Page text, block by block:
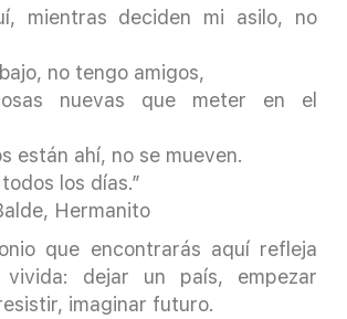
mientras deciden mi asilo, no
no tengo amigos,
nuevas que meter en el
están ahí, no se mueven.
los días.”
Hermanito
que encontrarás aquí refleja
dejar un país, empezar
imaginar futuro.